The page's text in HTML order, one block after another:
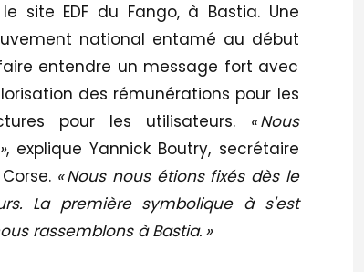
site EDF du Fango, à Bastia. Une
national entamé au début
entendre un message fort avec
des rémunérations pour les
pour les utilisateurs.
« Nous
, explique Yannick Boutry, secrétaire
« Nous nous étions fixés dès le
La première symbolique à s'est
rassemblons à Bastia. »